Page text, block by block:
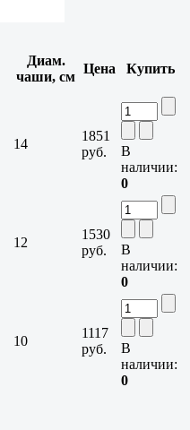
Диам.
чаши, см
Цена Купить
14
1851
руб.
В
наличии:
0
12
1530
руб.
В
наличии:
0
10
1117
руб.
В
наличии:
0